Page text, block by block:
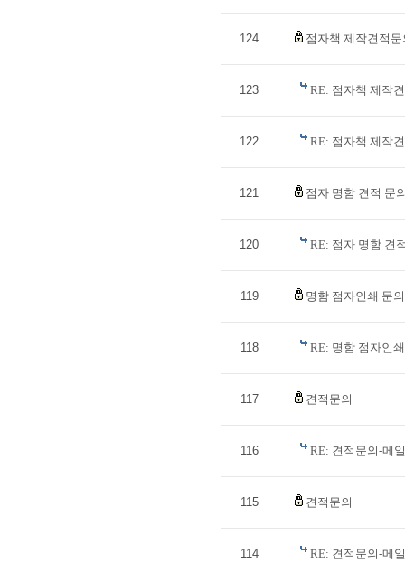
124 점자책 제작견적문
123 RE: 점자책 제작
122 RE: 점자책 제작
121 점자 명함 견적 문
120 RE: 점자 명함 견
119 명함 점자인쇄 문의
118 RE: 명함 점자인
117 견적문의
116 RE: 견적문의-메
115 견적문의
114 RE: 견적문의-메